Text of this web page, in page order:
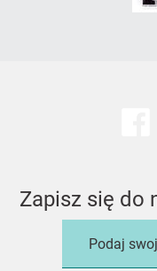
Zapisz się do